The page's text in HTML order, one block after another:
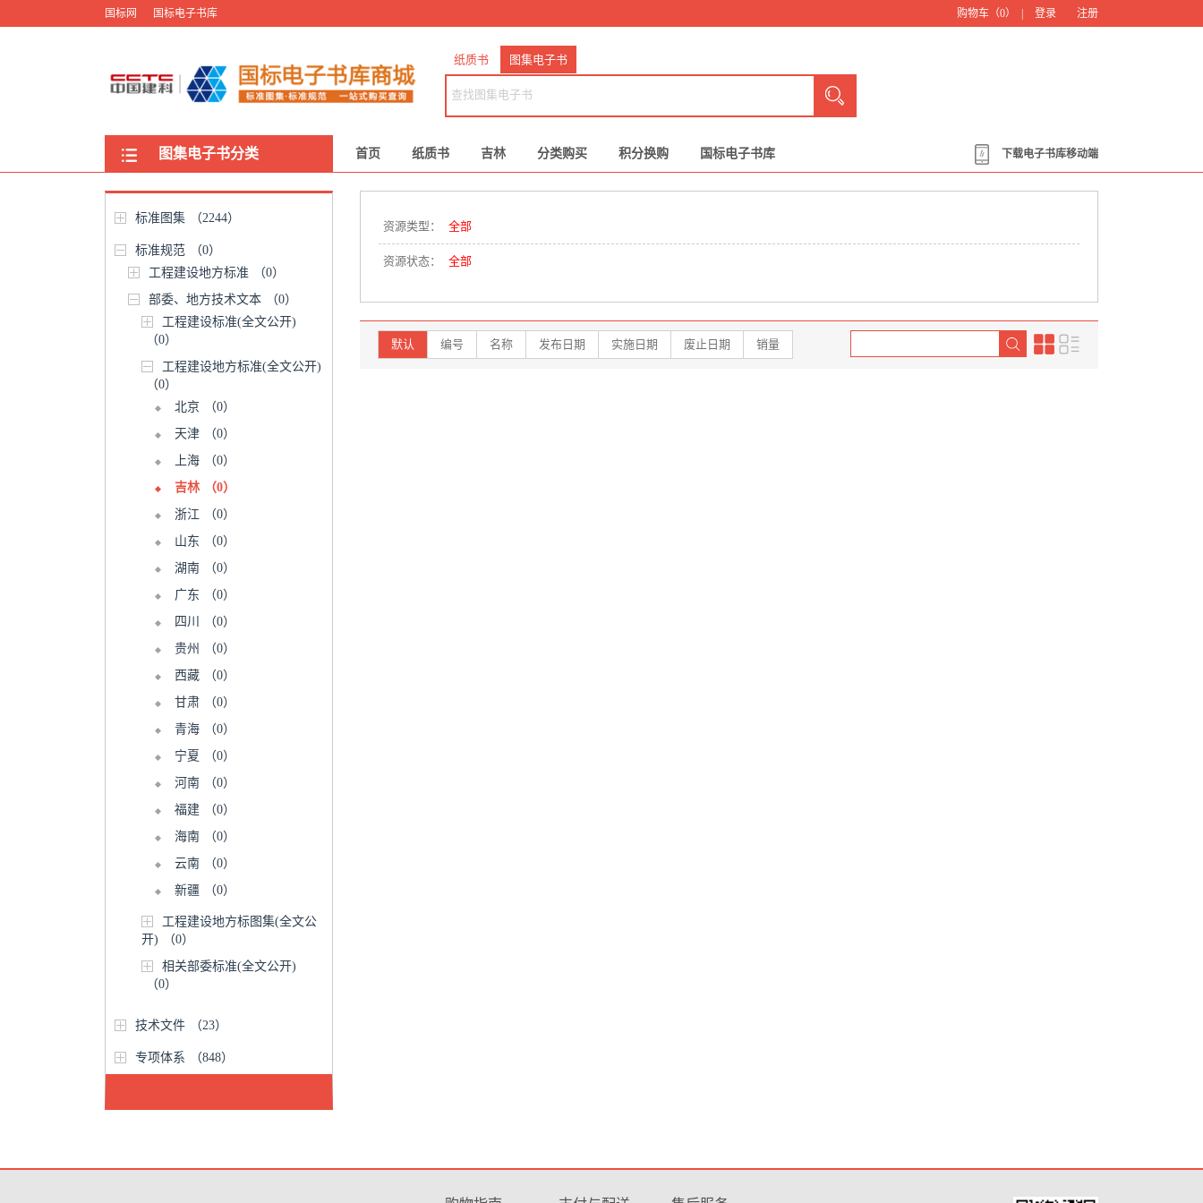
国标网 国标电子书库 购物车（0） | 登录 注册
纸质书 图集电子书
图集电子书分类 首页 纸质书 吉林 分类购买 积分换购 国标电子书库 下载电子书库移动端
标准图集 （2244）
标准规范
（0）
工程建设地方标准
（0）
部委、地方技术文本
（0）
工程建设标准(全文公开)
（0）
工程建设地方标准(全文公开)
（0）
北京
（0）
天津
（0）
上海
（0）
吉林
（0）
浙江
（0）
山东
（0）
湖南
（0）
广东
（0）
四川
（0）
贵州
（0）
西藏
（0）
甘肃
（0）
青海
（0）
宁夏
（0）
河南
（0）
福建
（0）
海南
（0）
云南
（0）
新疆
（0）
工程建设地方标图集(全文公
开)
（0）
相关部委标准(全文公开)
（0）
技术文件 （23）
专项体系 （848）
资源类型： 全部
资源状态： 全部
默认 编号 名称 发布日期 实施日期 废止日期 销量